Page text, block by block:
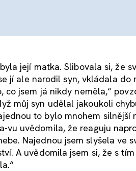
její matka. Slibovala si, že
jí ale narodil syn, vkládala do
jsem já nikdy neměla,“
můj syn udělal jakoukoli
to bylo mnohem silnější
uvědomila, že reaguju
Najednou jsem slyšela ve
A uvědomila jsem si, že s